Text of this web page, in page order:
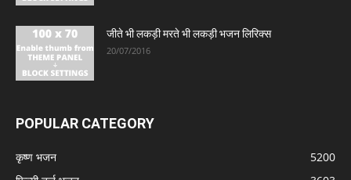
जीते भी लकड़ी मरते भी लकड़ी भजन लिरिक्स
20/07/2016
POPULAR CATEGORY
कृष्ण भजन
5200